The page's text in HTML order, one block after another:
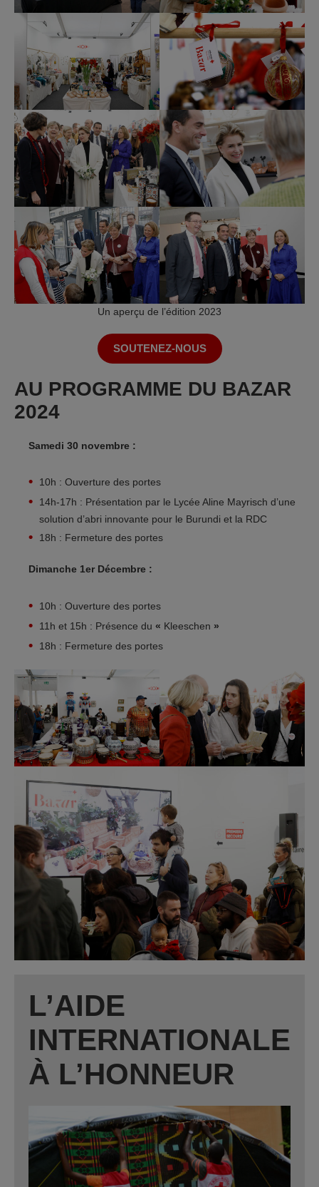
Un aperçu de l’édition 2023
SOUTENEZ-NOUS
AU PROGRAMME DU BAZAR
2024
Samedi 30 novembre :
10h : Ouverture des portes
14h-17h : Présentation par le Lycée Aline Mayrisch d’une
solution d’abri innovante pour le Burundi et la RDC
18h : Fermeture des portes
Dimanche 1er Décembre :
10h : Ouverture des portes
11h et 15h : Présence du « Kleeschen »
18h : Fermeture des portes
L’AIDE
INTERNATIONALE
À L’HONNEUR